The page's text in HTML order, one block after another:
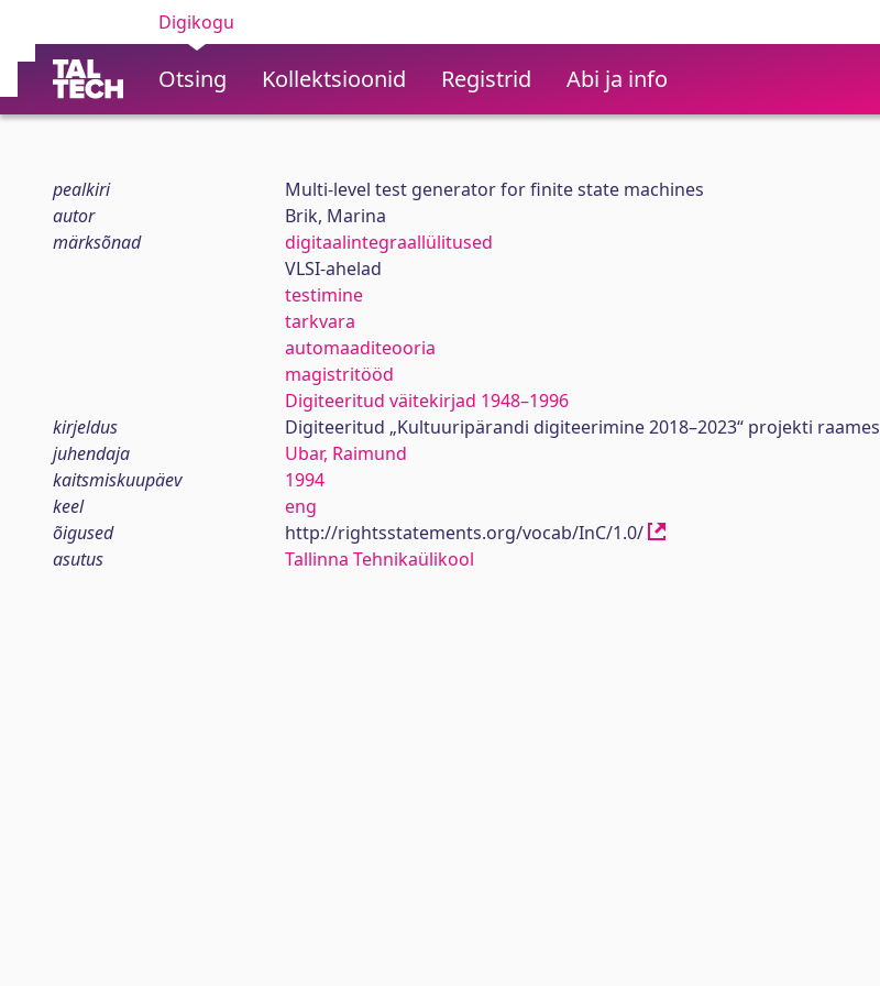
Digikogu
Otsing Kollektsioonid Registrid Abi ja info
pealkiri
Multi-level test generator for finite state machines
autor
Brik, Marina
märksõnad
digitaalintegraallülitused
VLSI-ahelad
testimine
tarkvara
automaaditeooria
magistritööd
Digiteeritud väitekirjad 1948–1996
kirjeldus
Digiteeritud „Kultuuripärandi digiteerimine 2018–2023“ projekti raames
juhendaja
Ubar, Raimund
kaitsmiskuupäev
1994
keel
eng
õigused
http://rightsstatements.org/vocab/InC/1.0/
asutus
Tallinna Tehnikaülikool